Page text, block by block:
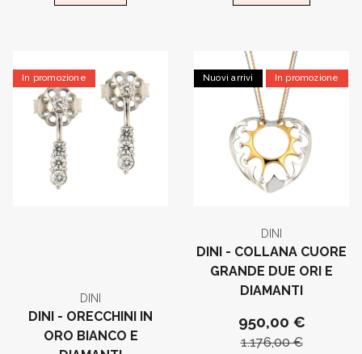
In promozione
DINI
DINI - ORECCHINI IN
ORO BIANCO E
Nuovi arrivi In promozione
DINI
DINI - COLLANA CUORE
GRANDE DUE ORI E
DIAMANTI
950,00 €
1.176,00 €